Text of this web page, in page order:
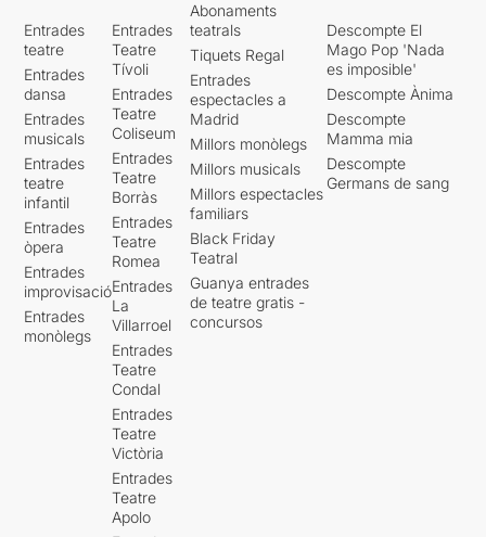
Entrades
teatre
Entrades
dansa
Entrades
musicals
Entrades
teatre
infantil
Entrades
òpera
Entrades
improvisació
Entrades
monòlegs
Entrades
Teatre
Tívoli
Entrades
Teatre
Coliseum
Entrades
Teatre
Borràs
Entrades
Teatre
Romea
Entrades
La
Villarroel
Entrades
Teatre
Condal
Entrades
Teatre
Victòria
Entrades
Teatre
Apolo
Abonaments
teatrals
Tiquets Regal
Entrades
espectacles a
Madrid
Millors monòlegs
Millors musicals
Millors espectacles
familiars
Black Friday
Teatral
Guanya entrades
de teatre gratis -
concursos
Descompte El
Mago Pop 'Nada
es imposible'
Descompte Ànima
Descompte
Mamma mia
Descompte
Germans de sang